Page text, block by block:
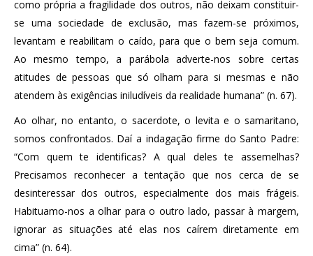
como própria a fragilidade dos outros, não deixam constituir-
se uma sociedade de exclusão, mas fazem-se próximos,
levantam e reabilitam o caído, para que o bem seja comum.
Ao mesmo tempo, a parábola adverte-nos sobre certas
atitudes de pessoas que só olham para si mesmas e não
atendem às exigências iniludíveis da realidade humana” (n. 67).
Ao olhar, no entanto, o sacerdote, o levita e o samaritano,
somos confrontados. Daí a indagação firme do Santo Padre:
“Com quem te identificas? A qual deles te assemelhas?
Precisamos reconhecer a tentação que nos cerca de se
desinteressar dos outros, especialmente dos mais frágeis.
Habituamo-nos a olhar para o outro lado, passar à margem,
ignorar as situações até elas nos caírem diretamente em
cima” (n. 64).